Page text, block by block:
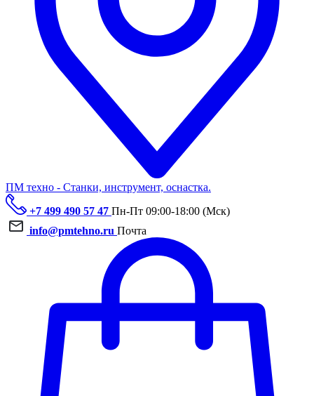
ПМ техно - Станки, инструмент, оснастка.
+7 499 490 57 47 Пн-Пт 09:00-18:00 (Мск)
info@pmtehno.ru Почта